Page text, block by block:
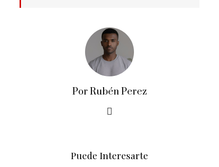
Por Rubén Perez
Puede Interesarte